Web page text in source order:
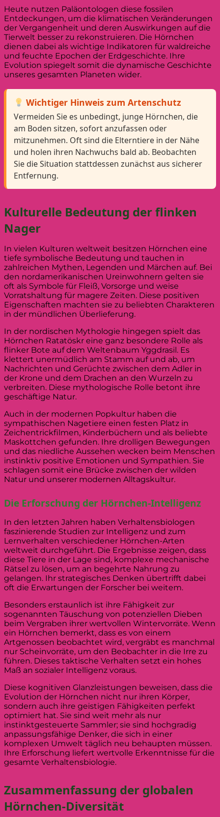
Heute nutzen Paläontologen diese fossilen
Entdeckungen, um die klimatischen Veränderungen
der Vergangenheit und deren Auswirkungen auf die
Tierwelt besser zu rekonstruieren. Die Hörnchen
dienen dabei als wichtige Indikatoren für waldreiche
und feuchte Epochen der Erdgeschichte. Ihre
Evolution spiegelt somit die dynamische Geschichte
unseres gesamten Planeten wider.
Wichtiger Hinweis zum Artenschutz
Vermeiden Sie es unbedingt, junge Hörnchen, die
am Boden sitzen, sofort anzufassen oder
mitzunehmen. Oft sind die Elterntiere in der Nähe
und holen ihren Nachwuchs bald ab. Beobachten
Sie die Situation stattdessen zunächst aus sicherer
Entfernung.
Kulturelle Bedeutung der flinken
Nager
In vielen Kulturen weltweit besitzen Hörnchen eine
tiefe symbolische Bedeutung und tauchen in
zahlreichen Mythen, Legenden und Märchen auf. Bei
den nordamerikanischen Ureinwohnern gelten sie
oft als Symbole für Fleiß, Vorsorge und weise
Vorratshaltung für magere Zeiten. Diese positiven
Eigenschaften machten sie zu beliebten Charakteren
in der mündlichen Überlieferung.
In der nordischen Mythologie hingegen spielt das
Hörnchen Ratatöskr eine ganz besondere Rolle als
flinker Bote auf dem Weltenbaum Yggdrasil. Es
klettert unermüdlich am Stamm auf und ab, um
Nachrichten und Gerüchte zwischen dem Adler in
der Krone und dem Drachen an den Wurzeln zu
verbreiten. Diese mythologische Rolle betont ihre
geschäftige Natur.
Auch in der modernen Popkultur haben die
sympathischen Nagetiere einen festen Platz in
Zeichentrickfilmen, Kinderbüchern und als beliebte
Maskottchen gefunden. Ihre drolligen Bewegungen
und das niedliche Aussehen wecken beim Menschen
instinktiv positive Emotionen und Sympathien. Sie
schlagen somit eine Brücke zwischen der wilden
Natur und unserer modernen Alltagskultur.
Die Erforschung der Hörnchen-Intelligenz
In den letzten Jahren haben Verhaltensbiologen
faszinierende Studien zur Intelligenz und zum
Lernverhalten verschiedener Hörnchen-Arten
weltweit durchgeführt. Die Ergebnisse zeigen, dass
diese Tiere in der Lage sind, komplexe mechanische
Rätsel zu lösen, um an begehrte Nahrung zu
gelangen. Ihr strategisches Denken übertrifft dabei
oft die Erwartungen der Forscher bei weitem.
Besonders erstaunlich ist ihre Fähigkeit zur
sogenannten Täuschung von potenziellen Dieben
beim Vergraben ihrer wertvollen Wintervorräte. Wenn
ein Hörnchen bemerkt, dass es von einem
Artgenossen beobachtet wird, vergräbt es manchmal
nur Scheinvorräte, um den Beobachter in die Irre zu
führen. Dieses taktische Verhalten setzt ein hohes
Maß an sozialer Intelligenz voraus.
Diese kognitiven Glanzleistungen beweisen, dass die
Evolution der Hörnchen nicht nur ihren Körper,
sondern auch ihre geistigen Fähigkeiten perfekt
optimiert hat. Sie sind weit mehr als nur
instinktgesteuerte Sammler; sie sind hochgradig
anpassungsfähige Denker, die sich in einer
komplexen Umwelt täglich neu behaupten müssen.
Ihre Erforschung liefert wertvolle Erkenntnisse für die
gesamte Verhaltensbiologie.
Zusammenfassung der globalen
Hörnchen-Diversität